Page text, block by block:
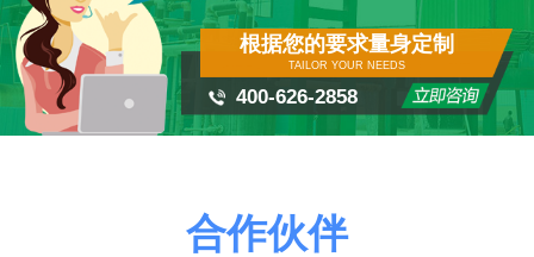
根据您的要求量身定制
TAILOR YOUR NEEDS
400-626-2858
合作伙伴